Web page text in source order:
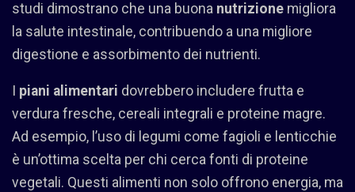
studi dimostrano che una buona nutrizione migliora
la salute intestinale, contribuendo a una migliore
digestione e assorbimento dei nutrienti.
piani alimentari dovrebbero includere frutta e
verdura fresche, cereali integrali e proteine magre.
Ad esempio, l’uso di legumi come fagioli e lenticchie
è un’ottima scelta per chi cerca fonti di proteine
vegetali. Questi alimenti non solo offrono energia, ma